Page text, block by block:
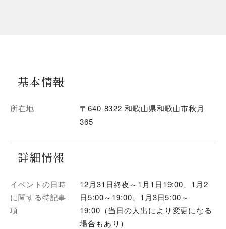
基本情報
所在地
〒640-8322 和歌山県和歌山市秋月
365
詳細情報
イベントの日時
に関する特記事
項
12月31日終夜～1月1日19:00、1月2
日5:00～19:00、1月3日5:00～
19:00（当日の人出により変更になる
場合もあり）